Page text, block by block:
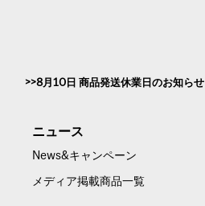
8月10日 商品発送休業日のお知らせ
ニュース
News&キャンペーン
メディア掲載商品一覧